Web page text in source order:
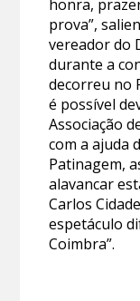
honra,
prova”,
vereador do
durante a
decorreu no
é possível
Associação
com a ajuda
Patinagem,
alavancar
Carlos
espetáculo
Coimbra”.